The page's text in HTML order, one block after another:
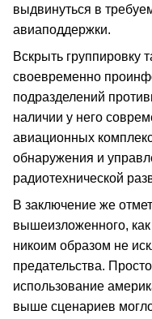
выдвинуться в
авиаподдержки.
Вскрыть группировку
своевременно
подразделений
наличии у него
авиационных
обнаружения и
радиотехнической
В заключение же
вышеизложенного, как
никоим образом не
предательства.
использование
выше сценариев